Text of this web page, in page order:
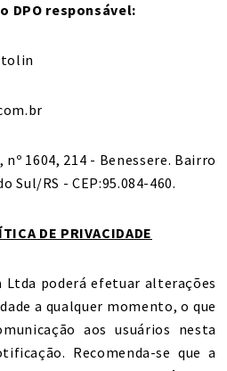
DPO responsável:
1604, 214 - Benessere. Bairro
Sul/RS - CEP:95.084-460.
DE PRIVACIDADE
poderá efetuar alterações
a qualquer momento, o que
aos usuários nesta
Recomenda-se que a